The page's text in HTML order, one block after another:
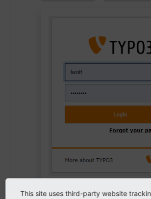
This site uses third-party website